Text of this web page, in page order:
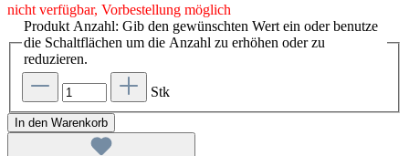
nicht verfügbar, Vorbestellung möglich
Produkt Anzahl: Gib den gewünschten Wert ein oder benutze
die Schaltflächen um die Anzahl zu erhöhen oder zu
reduzieren.
Stk
In den Warenkorb